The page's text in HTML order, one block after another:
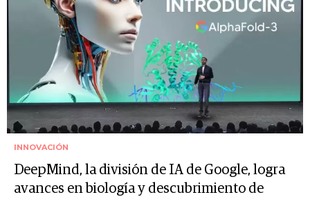
INNOVACIÓN
DeepMind, la división de IA de Google, logra
avances en biología y descubrimiento de